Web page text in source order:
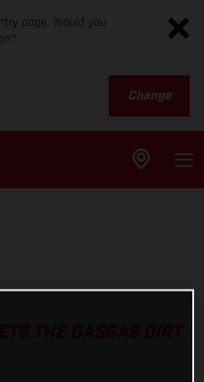
page. Would you
Change
THE GASGAS DIRT